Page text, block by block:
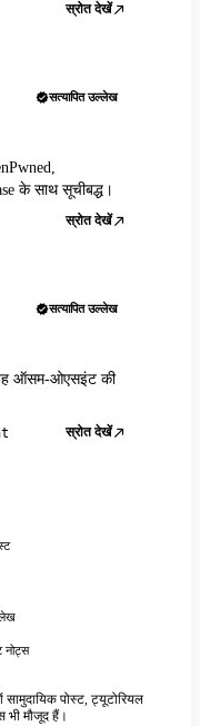
स्रोत देखें
सत्यापित उल्लेख
के साथ सूचीबद्ध।
स्रोत देखें
सत्यापित उल्लेख
यह ऑसम-ओएसइंट की
स्रोत देखें
नोट्स
पोस्ट, ट्यूटोरियल
मौजूद हैं।